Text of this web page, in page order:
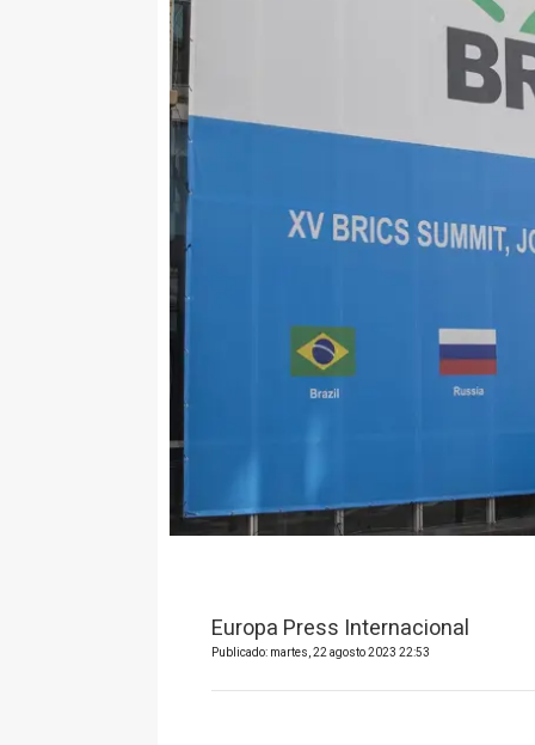
Europa Press Internacional
Publicado: martes, 22 agosto 2023 22:53